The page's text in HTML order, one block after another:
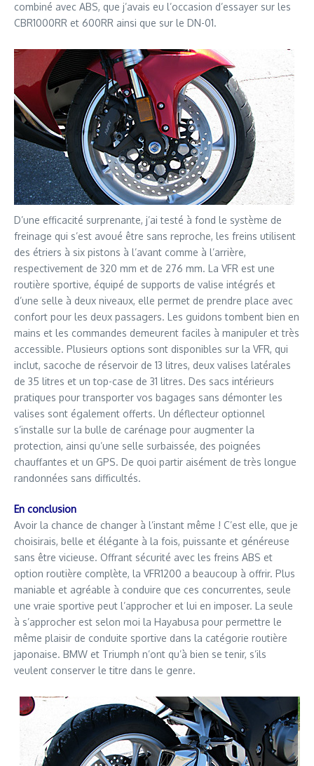
combiné avec ABS, que j’avais eu l’occasion d’essayer sur les
CBR1000RR et 600RR ainsi que sur le DN-01.
D’une efficacité surprenante, j’ai testé à fond le système de
freinage qui s’est avoué être sans reproche, les freins utilisent
des étriers à six pistons à l’avant comme à l’arrière,
respectivement de 320 mm et de 276 mm. La VFR est une
routière sportive, équipé de supports de valise intégrés et
d’une selle à deux niveaux, elle permet de prendre place avec
confort pour les deux passagers. Les guidons tombent bien en
mains et les commandes demeurent faciles à manipuler et très
accessible. Plusieurs options sont disponibles sur la VFR, qui
inclut, sacoche de réservoir de 13 litres, deux valises latérales
de 35 litres et un top-case de 31 litres. Des sacs intérieurs
pratiques pour transporter vos bagages sans démonter les
valises sont également offerts. Un déflecteur optionnel
s’installe sur la bulle de carénage pour augmenter la
protection, ainsi qu’une selle surbaissée, des poignées
chauffantes et un GPS. De quoi partir aisément de très longue
randonnées sans difficultés.
En conclusion
Avoir la chance de changer à l’instant même ! C’est elle, que je
choisirais, belle et élégante à la fois, puissante et généreuse
sans être vicieuse. Offrant sécurité avec les freins ABS et
option routière complète, la VFR1200 a beaucoup à offrir. Plus
maniable et agréable à conduire que ces concurrentes, seule
une vraie sportive peut l’approcher et lui en imposer. La seule
à s’approcher est selon moi la Hayabusa pour permettre le
même plaisir de conduite sportive dans la catégorie routière
japonaise. BMW et Triumph n’ont qu’à bien se tenir, s’ils
veulent conserver le titre dans le genre.